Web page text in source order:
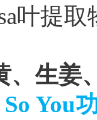
叶提
、生姜
You